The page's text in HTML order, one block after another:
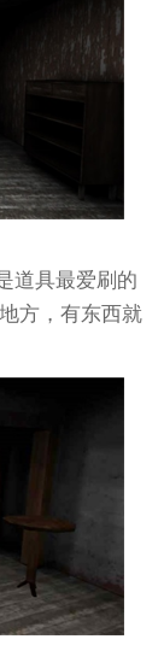
道具最爱刷的
方，有东西就